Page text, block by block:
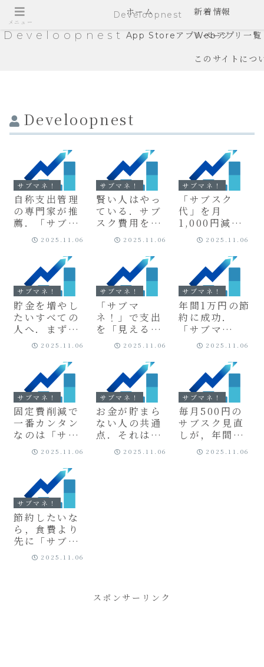
Develoopnest
ホーム 新着情報
App Storeアプリページ
Webアプリ一覧
このサイトにつ
Develoopnest
サブマネ！
自称支出管理
の専門家が推
薦．「サブマ
ネ！」が家計
改善の第一歩
に最適なワ
ケ．
2025.11.06
サブマネ！
賢い人はやっ
ている．サブ
スク費用を
「消費」から
「投資」に変
える考え方．
2025.11.06
サブマネ！
「サブスク
代」を月
1,000円減ら
すための具体
的なアクショ
ンプランと管
理アプリ．
2025.11.06
サブマネ！
貯金を増やし
たいすべての
人へ．まずは
「サブスクの
断捨離」から
始めよう．
2025.11.06
サブマネ！
「サブマ
ネ！」で支出
を「見える
化」したら，
本当に必要な
サービスが見
えてきた．
2025.11.06
サブマネ！
年間1万円の節
約に成功．
「サブマ
ネ！」を使っ
た私のサブス
ク見直し実践
レポート．
2025.11.06
サブマネ！
固定費削減で
一番カンタン
なのは「サブ
スクの見直
し」．「サブ
マネ！」で無
駄を徹底カッ
ト．
2025.11.06
サブマネ！
お金が貯まら
ない人の共通
点．それは
「見えない支
出」を放置し
2025.11.06
サブマネ！
毎月500円の
サブスク見直
しが，年間
6,000円の貯
金につながる
2025.11.06
サブマネ！
節約したいな
ら，食費より
先に「サブス
ク代」を見直
すべき理由．
2025.11.06
スポンサーリンク
メニュー
Develoopnest